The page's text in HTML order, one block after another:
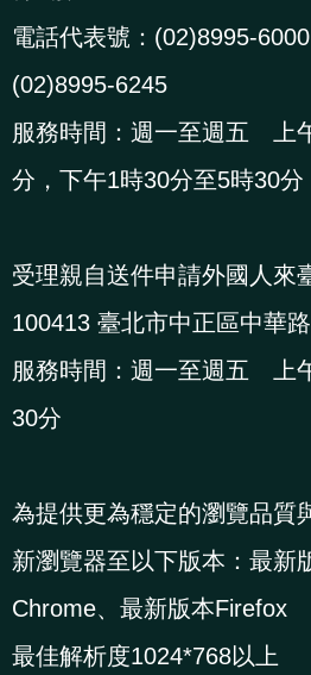
網
站
覽
民
意
箱
文
字
服
統
計
訊
E
n
l
s
回
首
R
S
隱
私
資
訊
安
電話代表號：(02)8995-
(02)8995-6245
服務時間：週一至週五 上
分，下午1時30分至5時30分
受理親自送件申請外國人來
100413 臺北市中正區中華
服務時間：週一至週五 上
30分
為提供更為穩定的瀏覽品質
新瀏覽器至以下版本：最新
Chrome、最新版本Firefox
最佳解析度1024*768以上